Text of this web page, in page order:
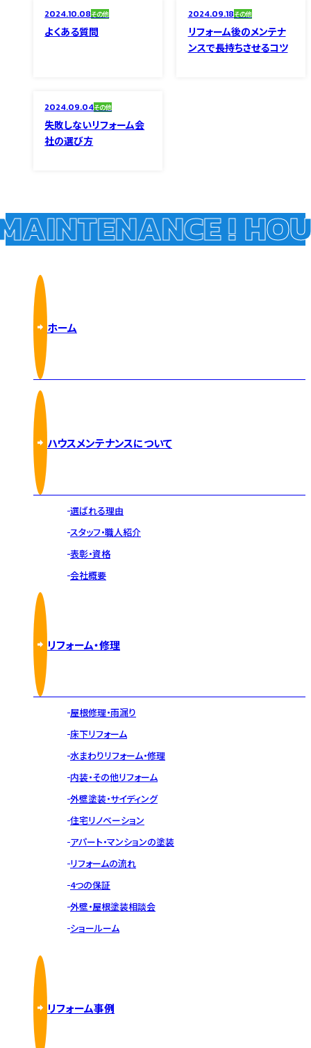
2024.10.08その他
よくある質問
2024.09.18その他
リフォーム後のメンテナ
ンスで長持ちさせるコツ
2024.09.04その他
失敗しないリフォーム会
社の選び方
!
ホーム
ハウスメンテナンスについて
選ばれる理由
スタッフ・職人紹介
表彰・資格
会社概要
リフォーム・修理
屋根修理・雨漏り
床下リフォーム
水まわりリフォーム・修理
内装・その他リフォーム
外壁塗装・サイディング
住宅リノベーション
アパート・マンションの塗装
リフォームの流れ
4つの保証
外壁・屋根塗装相談会
ショールーム
リフォーム事例